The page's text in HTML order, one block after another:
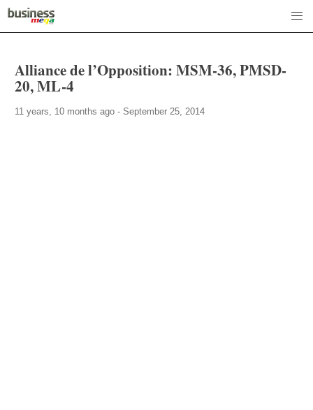
Alliance de l’Opposition: MSM-36, PMSD-
20, ML-4
11 years, 10 months ago - September 25, 2014